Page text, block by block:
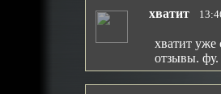
хватит
хватит уже
отзывы. фу.